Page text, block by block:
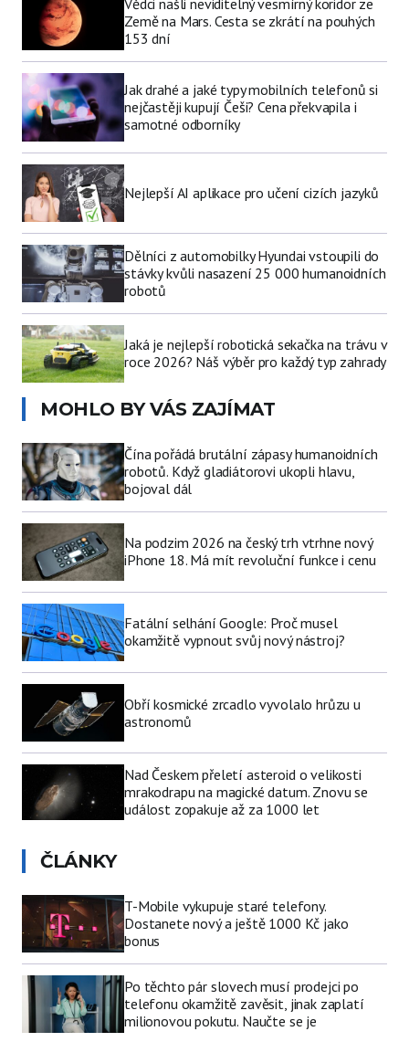
Země na Mars. Cesta se zkrátí na pouhých
153 dní
Jak drahé a jaké typy mobilních telefonů si
nejčastěji kupují Češi? Cena překvapila i
samotné odborníky
Nejlepší AI aplikace pro učení cizích jazyků
Dělníci z automobilky Hyundai vstoupili do
stávky kvůli nasazení 25 000 humanoidních
robotů
Jaká je nejlepší robotická sekačka na trávu v
roce 2026? Náš výběr pro každý typ zahrady
MOHLO BY VÁS ZAJÍMAT
Čína pořádá brutální zápasy humanoidních
robotů. Když gladiátorovi ukopli hlavu,
bojoval dál
Na podzim 2026 na český trh vtrhne nový
iPhone 18. Má mít revoluční funkce i cenu
Fatální selhání Google: Proč musel
okamžitě vypnout svůj nový nástroj?
Obří kosmické zrcadlo vyvolalo hrůzu u
astronomů
Nad Českem přeletí asteroid o velikosti
mrakodrapu na magické datum. Znovu se
událost zopakuje až za 1000 let
ČLÁNKY
T-Mobile vykupuje staré telefony.
Dostanete nový a ještě 1000 Kč jako
bonus
Po těchto pár slovech musí prodejci po
telefonu okamžitě zavěsit, jinak zaplatí
milionovou pokutu. Naučte se je